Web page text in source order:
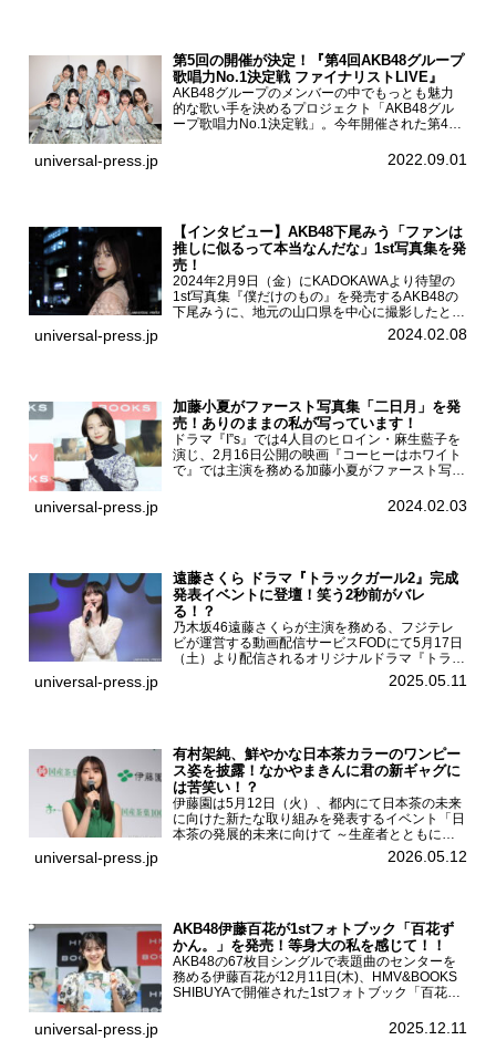
第5回の開催が決定！『第4回AKB48グループ
歌唱力No.1決定戦 ファイナリストLIVE』
AKB48グループのメンバーの中でもっとも魅力
的な歌い手を決めるプロジェクト「AKB48グル
ープ歌唱力No.1決定戦」。今年開催された第4回
る一夜限りのライブイベント「ファイナリスト
universal-press.jp 2022.09.01
【インタビュー】AKB48下尾みう「ファンは
推しに似るって本当なんだな」1st写真集を発
売！
2024年2月9日（金）にKADOKAWAより待望の
1st写真集『僕だけのもの』を発売するAKB48の
下尾みうに、地元の山口県を中心に撮影したとい
う今回の写真集についてインタビューをお願いし
た。1st写真集『僕だけのもの』を発売する
universal-press.jp 2024.02.08
加藤小夏がファースト写真集「二日月」を発
売！ありのままの私が写っています！
ドラマ『I”s』では4人目のヒロイン・麻生藍子を
演じ、2月16日公開の映画『コーヒーはホワイト
で』では主演を務める加藤小夏がファースト写真
記念イベントをHMV＆BOOKS SHIBUYAで開催
universal-press.jp 2024.02.03
遠藤さくら ドラマ『トラックガール2』完成
発表イベントに登壇！笑う2秒前がバレ
る！？
乃木坂46遠藤さくらが主演を務める、フジテレ
ビが運営する動画配信サービスFODにて5月17日
（土）より配信されるオリジナルドラマ『トラッ
クガール2』の完成発表イベントが５月10日
（土）都内で開催された。FODドラマ『トラック
universal-press.jp 2025.05.11
有村架純、鮮やかな日本茶カラーのワンピー
ス姿を披露！なかやまきんに君の新ギャグに
は苦笑い！？
伊藤園は5月12日（火）、都内にて日本茶の未来
に向けた新たな取り組みを発表するイベント「日
本茶の発展的未来に向けて ～生産者とともに。
日本茶を世界へ～」を開催。イベントには伊藤園
のCMキャラクターを務める有村架純、伊藤園よ
universal-press.jp 2026.05.12
AKB48伊藤百花が1stフォトブック「百花ず
かん。」を発売！等身大の私を感じて！！
AKB48の67枚目シングルで表題曲のセンターを
務める伊藤百花が12月11日(木)、HMV&BOOKS
SHIBUYAで開催された1stフォトブック「百花ず
した。AKB48伊藤百花1stフォトブッ...
universal-press.jp 2025.12.11